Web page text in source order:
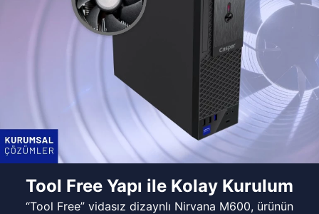
Tool Free Yapı ile Kolay Kurulum
“Tool Free” vidasız dizaynlı Nirvana M600, ürünün